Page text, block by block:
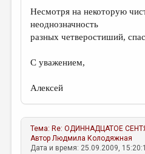
Несмотря на некоторую
неоднозначность
разных четверостиший,
С уважением,
Алексей
Тема: Re: ОДИННАДЦАТОЕ
АвторЛюдмила Колодяжная
Дата и время: 25.09.2009,